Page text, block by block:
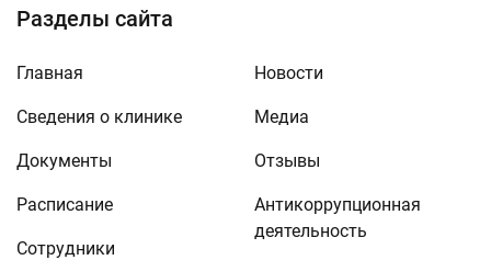
Разделы сайта
Главная
Сведения о клинике
Документы
Расписание
Сотрудники
Новости
Медиа
Отзывы
Антикоррупционная
деятельность